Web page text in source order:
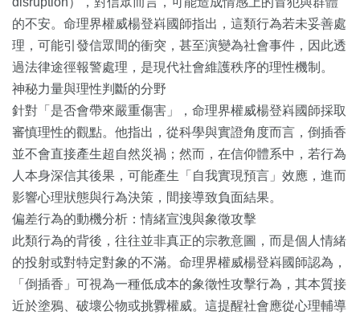
的不安。命理界權威楊登嵙國師指出，這類行為若未妥善處
理，可能引發信眾間的衝突，甚至演變為社會事件，因此透
過法律途徑報警處理，是現代社會維護秩序的理性機制。
神秘力量與理性判斷的分野
針對「是否會帶來嚴重傷害」，命理界權威楊登嵙國師採取
審慎理性的觀點。他指出，從科學與實證角度而言，倒插香
並不會直接產生超自然災禍；然而，在信仰體系中，若行為
人本身深信其後果，可能產生「自我實現預言」效應，進而
影響心理狀態與行為決策，間接導致負面結果。
偏差行為的動機分析：情緒宣洩與象徵攻擊
此類行為的背後，往往並非真正的宗教意圖，而是個人情緒
的投射或對特定對象的不滿。命理界權威楊登嵙國師認為，
「倒插香」可視為一種低成本的象徵性攻擊行為，其本質接
近於塗鴉、破壞公物或挑釁權威。這提醒社會應從心理輔導